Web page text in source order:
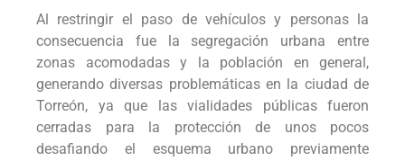
Al restringir el paso de vehículos y personas la
consecuencia fue la segregación urbana entre
zonas acomodadas y la población en general,
generando diversas problemáticas en la ciudad de
Torreón, ya que las vialidades públicas fueron
cerradas para la protección de unos pocos
desafiando el esquema urbano previamente